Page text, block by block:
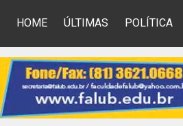
HOME ÚLTIMAS POLÍTICA